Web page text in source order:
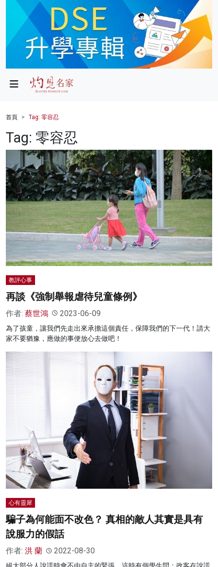
政局
財經
健康
商業
科技
影片
名家榜
灼見活動
首頁 Tag: 零容忍
Tag: 零容忍
教評心事
再談《強制舉報虐待兒童條例》
作者: 蔡世鴻 2023-06-09
為了孩童，讓我們先走出來承擔這個責任，保障我們的下一代！請大
家不要猶豫，應做的事便放心去做吧！
心有靈犀
騙子為何能面不改色？ 真相的敵人其實是具有
說服力的假話
作者: 洪 蘭 2022-08-30